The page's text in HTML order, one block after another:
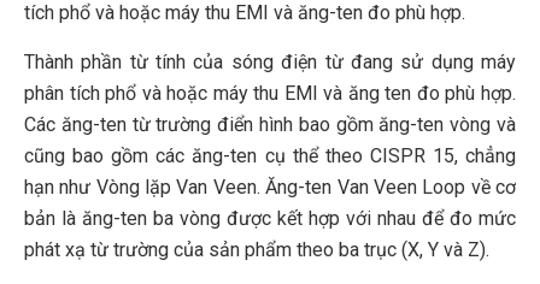
tích phổ và hoặc máy thu EMI và ăng-ten đo phù hợp.
Thành phần từ tính của sóng điện từ đang sử dụng máy
phân tích phổ và hoặc máy thu EMI và ăng ten đo phù hợp.
Các ăng-ten từ trường điển hình bao gồm ăng-ten vòng và
cũng bao gồm các ăng-ten cụ thể theo CISPR 15, chẳng
hạn như Vòng lặp Van Veen. Ăng-ten Van Veen Loop về cơ
bản là ăng-ten ba vòng được kết hợp với nhau để đo mức
phát xạ từ trường của sản phẩm theo ba trục (X, Y và Z).